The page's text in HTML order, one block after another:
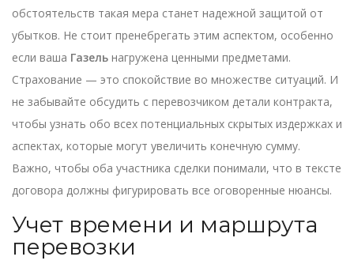
обстоятельств такая мера станет надежной защитой от
убытков. Не стоит пренебрегать этим аспектом, особенно
если ваша Газель нагружена ценными предметами.
Страхование — это спокойствие во множестве ситуаций. И
не забывайте обсудить с перевозчиком детали контракта,
чтобы узнать обо всех потенциальных скрытых издержках и
аспектах, которые могут увеличить конечную сумму.
Важно, чтобы оба участника сделки понимали, что в тексте
договора должны фигурировать все оговоренные нюансы.
Учет времени и маршрута
перевозки